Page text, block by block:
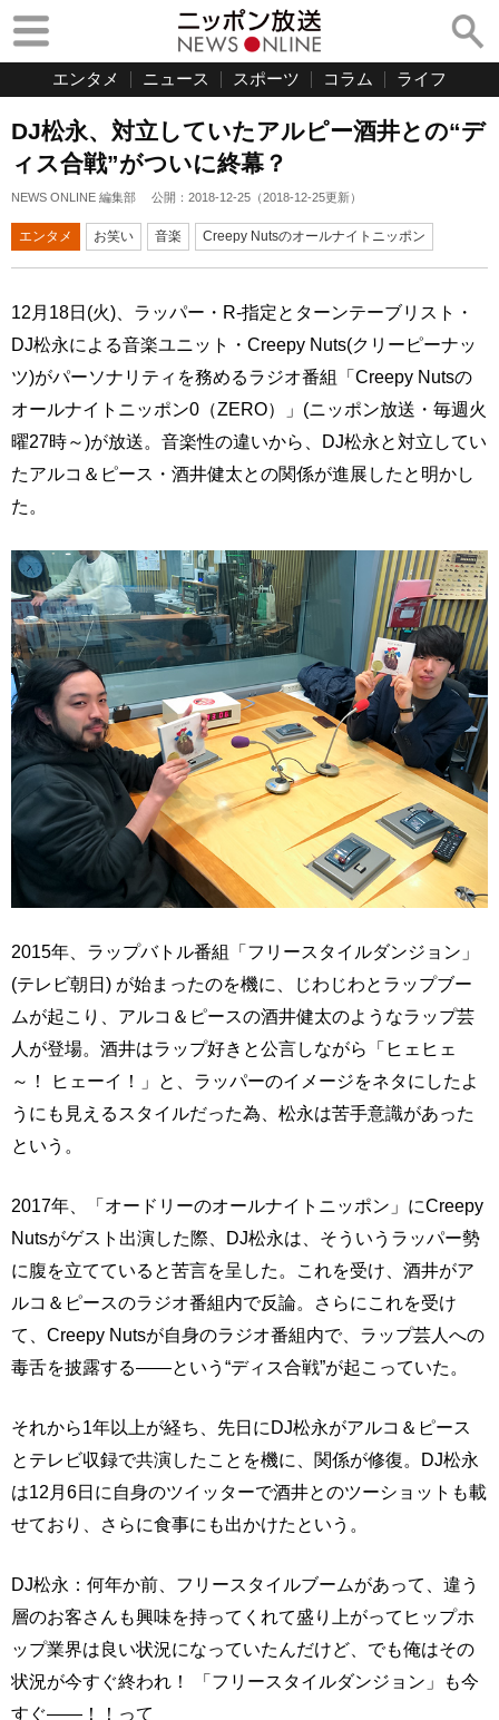
エンタメ ニュース スポーツ コラム ライフ
DJ松永、対立していたアルピー酒井との“デ
ィス合戦”がついに終幕？
NEWS ONLINE 編集部 公開： 2018-12-25 （2018-12-25更新）
エンタメ お笑い 音楽 Creepy Nutsのオールナイトニッポン
12月18日(火)、ラッパー・R-指定とターンテーブリスト・
DJ松永による音楽ユニット・Creepy Nuts(クリーピーナッ
ツ)がパーソナリティを務めるラジオ番組「Creepy Nutsの
オールナイトニッポン0（ZERO）」(ニッポン放送・毎週火
曜27時～)が放送。音楽性の違いから、DJ松永と対立してい
たアルコ＆ピース・酒井健太との関係が進展したと明かし
た。
2015年、ラップバトル番組「フリースタイルダンジョン」
(テレビ朝日) が始まったのを機に、じわじわとラップブー
ムが起こり、アルコ＆ピースの酒井健太のようなラップ芸
人が登場。酒井はラップ好きと公言しながら「ヒェヒェ
～！ ヒェーイ！」と、ラッパーのイメージをネタにしたよ
うにも見えるスタイルだった為、松永は苦手意識があった
という。
2017年、「オードリーのオールナイトニッポン」にCreepy
Nutsがゲスト出演した際、DJ松永は、そういうラッパー勢
に腹を立てていると苦言を呈した。これを受け、酒井がア
ルコ＆ピースのラジオ番組内で反論。さらにこれを受け
て、Creepy Nutsが自身のラジオ番組内で、ラップ芸人への
毒舌を披露する――という“ディス合戦”が起こっていた。
それから1年以上が経ち、先日にDJ松永がアルコ＆ピース
とテレビ収録で共演したことを機に、関係が修復。DJ松永
は12月6日に自身のツイッターで酒井とのツーショットも載
せており、さらに食事にも出かけたという。
DJ松永：何年か前、フリースタイルブームがあって、違う
層のお客さんも興味を持ってくれて盛り上がってヒップホ
ップ業界は良い状況になっていたんだけど、でも俺はその
状況が今すぐ終われ！ 「フリースタイルダンジョン」も今
すぐ――！！って